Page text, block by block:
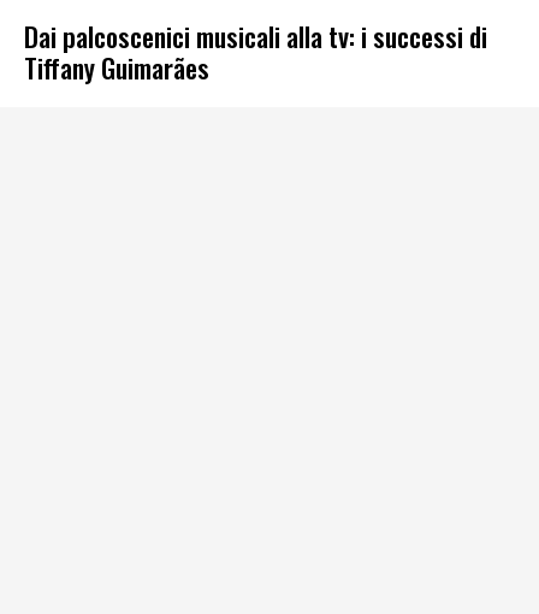
Dai palcoscenici musicali alla tv: i successi di
Tiffany Guimarães